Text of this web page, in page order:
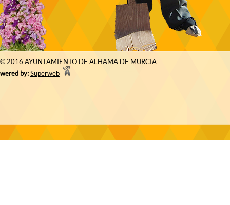
© 2016 AYUNTAMIENTO DE ALHAMA DE MURCIA
by:Superweb